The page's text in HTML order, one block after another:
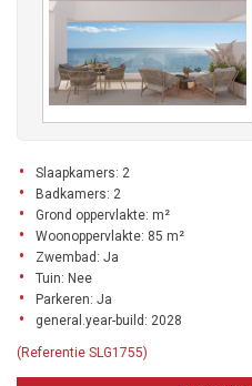
Slaapkamers: 2
Badkamers: 2
Grond oppervlakte: m²
Woonoppervlakte: 85 m²
Zwembad: Ja
Tuin: Nee
Parkeren: Ja
general.year-build: 2028
(Referentie SLG1755)